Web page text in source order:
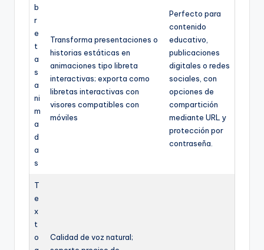
b
r
e
t
a
s
a
ni
m
a
d
a
s
Transforma presentaciones o
historias estáticas en
animaciones tipo libreta
interactivas; exporta como
libretas interactivas con
visores compatibles con
móviles
Perfecto para
contenido
educativo,
publicaciones
digitales o redes
sociales, con
opciones de
compartición
mediante URL y
protección por
contraseña.
T
e
x
t
o
Calidad de voz natural;